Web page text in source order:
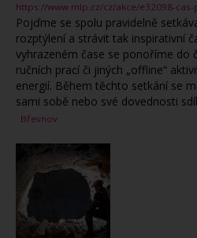
https://www.mlp.cz/cz/akce/e32098-
Pojďme se spolu pravidelně
rozptýlení a strávit tak inspirativní
vyhrazeném čase se ponoříme do
ručních prací či jiných „offline“
energií. Během těchto setkání se
sami sobě nebo své dovednosti
Břevnov